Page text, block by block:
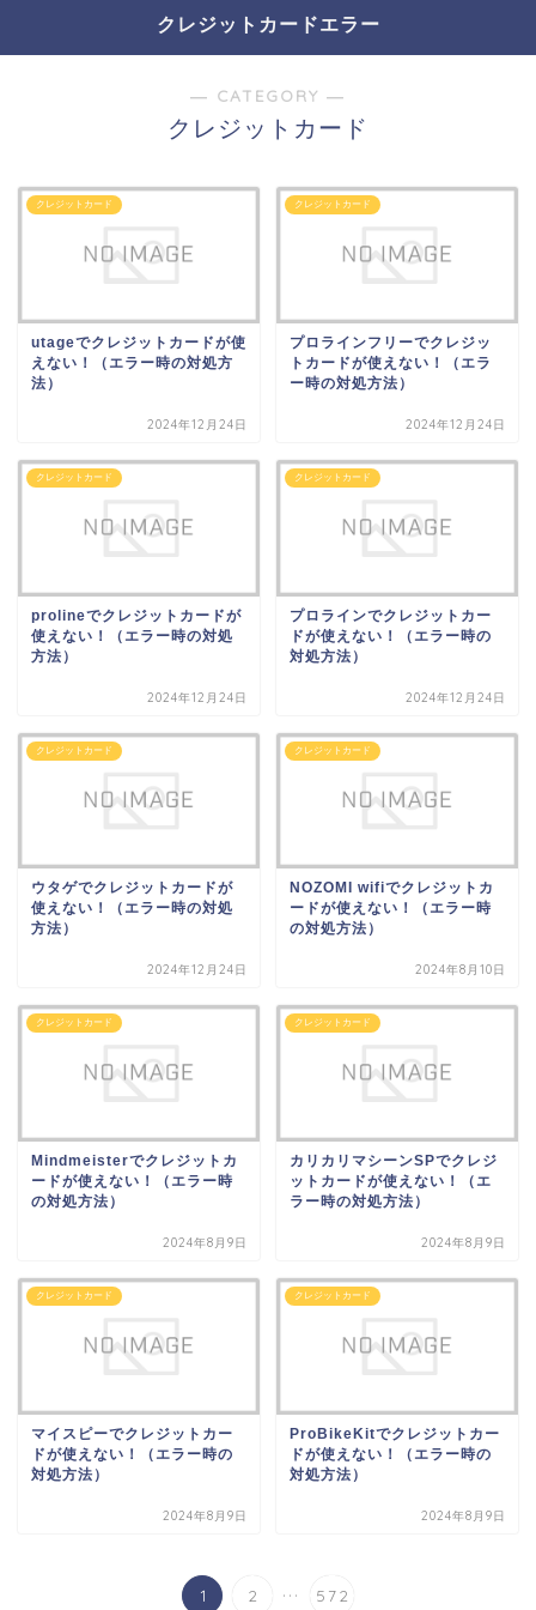
クレジットカードエラー
― CATEGORY ―
クレジットカード
クレジットカード
utageでクレジットカードが使
えない！（エラー時の対処方
法）
2024年12月24日
クレジットカード
プロラインフリーでクレジッ
トカードが使えない！（エラ
ー時の対処方法）
2024年12月24日
クレジットカード
prolineでクレジットカードが
使えない！（エラー時の対処
方法）
2024年12月24日
クレジットカード
プロラインでクレジットカー
ドが使えない！（エラー時の
対処方法）
2024年12月24日
クレジットカード
ウタゲでクレジットカードが
使えない！（エラー時の対処
方法）
2024年12月24日
クレジットカード
NOZOMI wifiでクレジットカ
ードが使えない！（エラー時
の対処方法）
2024年8月10日
クレジットカード
Mindmeisterでクレジットカ
ードが使えない！（エラー時
の対処方法）
2024年8月9日
クレジットカード
カリカリマシーンSPでクレジ
ットカードが使えない！（エ
ラー時の対処方法）
2024年8月9日
クレジットカード
マイスピーでクレジットカー
ドが使えない！（エラー時の
対処方法）
2024年8月9日
クレジットカード
ProBikeKitでクレジットカー
ドが使えない！（エラー時の
対処方法）
2024年8月9日
1 2 ... 572